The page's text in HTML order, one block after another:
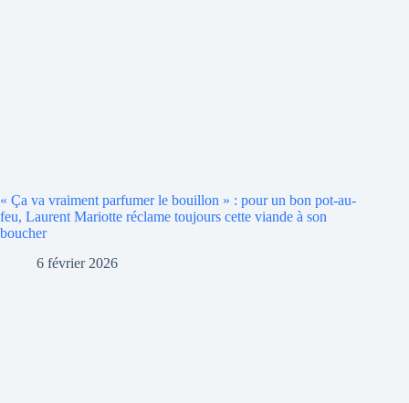
« Ça va vraiment parfumer le bouillon » : pour un bon pot-au-
feu, Laurent Mariotte réclame toujours cette viande à son
boucher
6 février 2026